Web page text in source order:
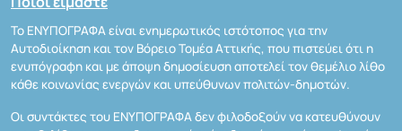
Το ΕΝΥΠΟΓΡΑΦΑ είναι ενημερωτικός ιστότοπος για την
Αυτοδιοίκηση και τον Βόρειο Τομέα Αττικής, που πιστεύει ότι η
ενυπόγραφη και με άποψη δημοσίευση αποτελεί τον θεμέλιο λίθο
κάθε κοινωνίας ενεργών και υπεύθυνων πολιτών-δημοτών.
Οι συντάκτες του ΕΝΥΠΟΓΡΑΦΑ δεν φιλοδοξούν να κατευθύνουν